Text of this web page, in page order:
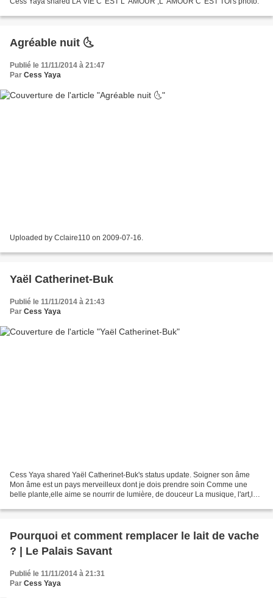
Agréable nuit 🌜
Publié le 11/11/2014 à 21:47
Par Cess Yaya
Uploaded by Cclaire110 on 2009-07-16.
Yaël Catherinet-Buk
Publié le 11/11/2014 à 21:43
Par Cess Yaya
Cess Yaya shared Yaël Catherinet-Buk's status update. Soigner son âme
Mon âme est un pays merveilleux dont je dois prendre soin Comme une
belle plante,elle aime se nourrir de lumière, de douceur La musique, l'art,la
Pourquoi et comment remplacer le lait de vache
? | Le Palais Savant
Publié le 11/11/2014 à 21:31
Par Cess Yaya